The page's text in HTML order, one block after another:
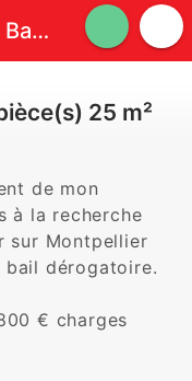
Studio/T1 Recherché Bail Commercial Flexible Pas d'Agence
25 m²
de mon
à la recherche
sur Montpellier
bail dérogatoire.
€ charges